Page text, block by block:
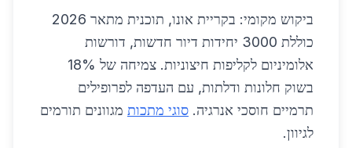
ביקוש מקומי: בקריית אונו, תוכנית מתאר 2026
כוללת 3000 יחידות דיור חדשות, דורשות
אלומיניום לקליפות חיצוניות. צמיחה של 18%
בשוק חלונות ודלתות, עם העדפה לפרופילים
תרמיים חוסכי אנרגיה. סוגי מתכות מגוונים תורמים
לגיוון.